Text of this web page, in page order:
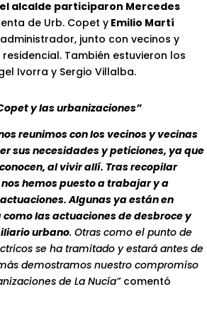
alcalde participaron Mercedes
de Urb. Copet y Emilio Martí
junto con vecinos y
También estuvieron los
Ivorra y Sergio Villalba.
y las urbanizaciones”
reunimos con los vecinos y vecinas
sus necesidades y peticiones, ya que
al vivir allí. Tras recopilar
hemos puesto a trabajar y a
Algunas ya están en
las actuaciones de desbroce y
urbano. Otras como el punto de
se ha tramitado y estará antes de
demostramos nuestro compromiso
de La Nucía” comentó